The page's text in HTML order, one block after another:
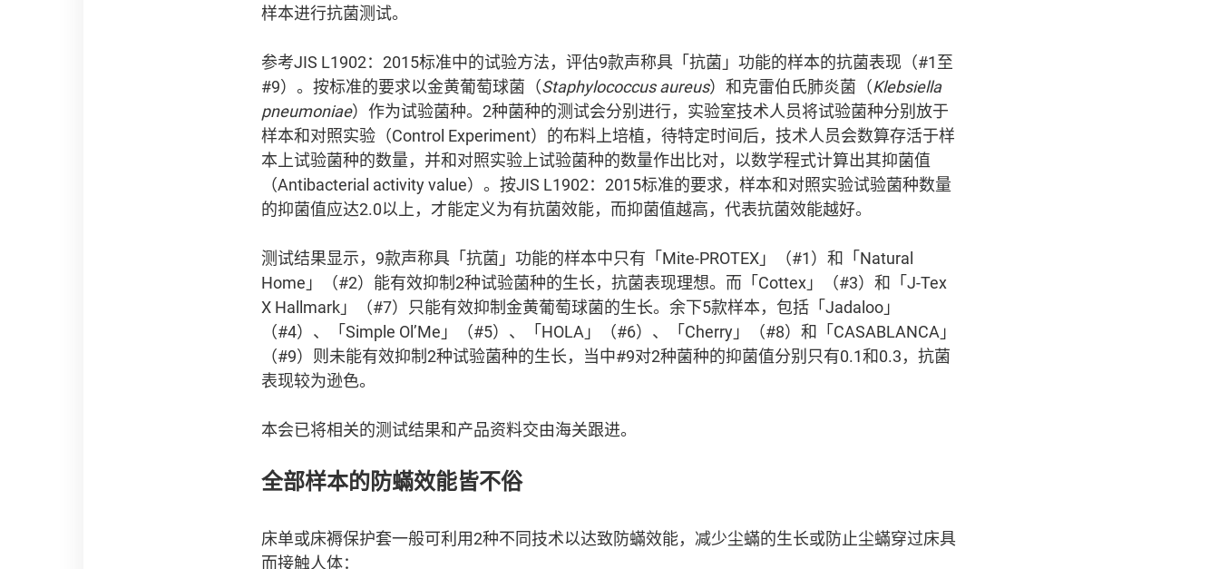
样本进行抗菌测试。
参考JIS L1902：2015标准中的试验方法，评估9款声称具「抗菌」功能的样本的抗菌表现（#1至
#9）。按标准的要求以金黄葡萄球菌（Staphylococcus aureus）和克雷伯氏肺炎菌（Klebsiella
pneumoniae）作为试验菌种。2种菌种的测试会分别进行，实验室技术人员将试验菌种分别放于
样本和对照实验（Control Experiment）的布料上培植，待特定时间后，技术人员会数算存活于样
本上试验菌种的数量，并和对照实验上试验菌种的数量作出比对，以数学程式计算出其抑菌值
（Antibacterial activity value）。按JIS L1902：2015标准的要求，样本和对照实验试验菌种数量
的抑菌值应达2.0以上，才能定义为有抗菌效能，而抑菌值越高，代表抗菌效能越好。
测试结果显示，9款声称具「抗菌」功能的样本中只有「Mite-PROTEX」（#1）和「Natural
Home」（#2）能有效抑制2种试验菌种的生长，抗菌表现理想。而「Cottex」（#3）和「J-Tex
X Hallmark」（#7）只能有效抑制金黄葡萄球菌的生长。余下5款样本，包括「Jadaloo」
（#4）、「Simple Ol’Me」（#5）、「HOLA」（#6）、「Cherry」（#8）和「CASABLANCA」
（#9）则未能有效抑制2种试验菌种的生长，当中#9对2种菌种的抑菌值分别只有0.1和0.3，抗菌
表现较为逊色。
本会已将相关的测试结果和产品资料交由海关跟进。
全部样本的防蟎效能皆不俗
床单或床褥保护套一般可利用2种不同技术以达致防蟎效能，减少尘蟎的生长或防止尘蟎穿过床具
而接触人体：